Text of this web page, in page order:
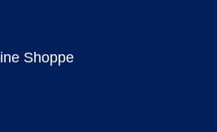
Shoppe